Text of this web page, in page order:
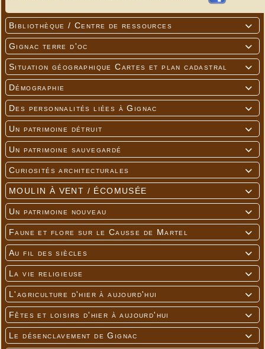

Bibliothèque / Centre de ressources

Gignac terre d'oc

Situation géographique Cartes et plan cadastral

Démographie

Des personnalités liées à Gignac

Un patrimoine détruit

Un patrimoine sauvegardé

Curiosités architecturales

MOULIN À VENT / ÉCOMUSÉE

Un patrimoine nouveau

Faune et flore sur le Causse de Martel

Au fil des siècles

La vie religieuse

L'agriculture d'hier à aujourd'hui

Fêtes et loisirs d'hier à aujourd'hui

Le désenclavement de Gignac